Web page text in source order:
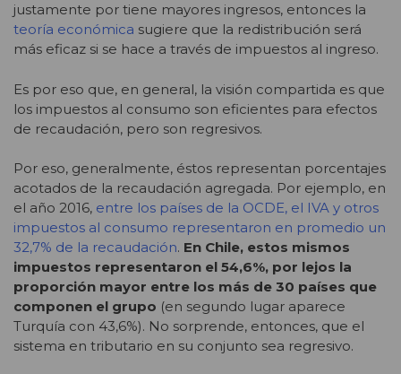
justamente por tiene mayores ingresos, entonces la
teoría económica sugiere que la redistribución será
más eficaz si se hace a través de impuestos al ingreso.
Es por eso que, en general, la visión compartida es que
los impuestos al consumo son eficientes para efectos
de recaudación, pero son regresivos.
Por eso, generalmente, éstos representan porcentajes
acotados de la recaudación agregada. Por ejemplo, en
el año 2016, entre los países de la OCDE, el IVA y otros
impuestos al consumo representaron en promedio un
32,7% de la recaudación. En Chile, estos mismos
impuestos representaron el 54,6%, por lejos la
proporción mayor entre los más de 30 países que
componen el grupo (en segundo lugar aparece
Turquía con 43,6%). No sorprende, entonces, que el
sistema en tributario en su conjunto sea regresivo.